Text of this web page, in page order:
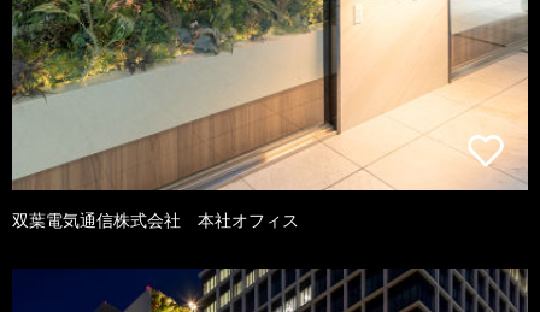
双葉電気通信株式会社 本社オフィス